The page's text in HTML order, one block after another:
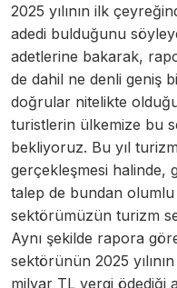
2025 yılının ilk
adedi bulduğunu
adetlerine bakarak,
de dahil ne denli geniş
doğrular nitelikte
turistlerin ülkemize bu
bekliyoruz. Bu yıl
gerçekleşmesi halinde,
talep de bundan
sektörümüzün turizm
Aynı şekilde rapora
sektörünün 2025
milyar TL vergi ödediği